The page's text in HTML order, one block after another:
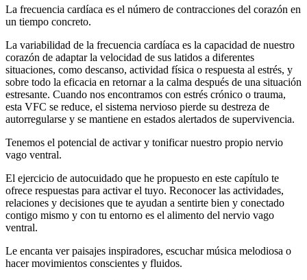
La frecuencia cardíaca es el número de contracciones del corazón en
un tiempo concreto.
La variabilidad de la frecuencia cardíaca es la capacidad de nuestro
corazón de adaptar la velocidad de sus latidos a diferentes
situaciones, como descanso, actividad física o respuesta al estrés, y
sobre todo la eficacia en retornar a la calma después de una situación
estresante. Cuando nos encontramos con estrés crónico o trauma,
esta VFC se reduce, el sistema nervioso pierde su destreza de
autorregularse y se mantiene en estados alertados de supervivencia.
Tenemos el potencial de activar y tonificar nuestro propio nervio
vago ventral.
El ejercicio de autocuidado que he propuesto en este capítulo te
ofrece respuestas para activar el tuyo. Reconocer las actividades,
relaciones y decisiones que te ayudan a sentirte bien y conectado
contigo mismo y con tu entorno es el alimento del nervio vago
ventral.
Le encanta ver paisajes inspiradores, escuchar música melodiosa o
hacer movimientos conscientes y fluidos.